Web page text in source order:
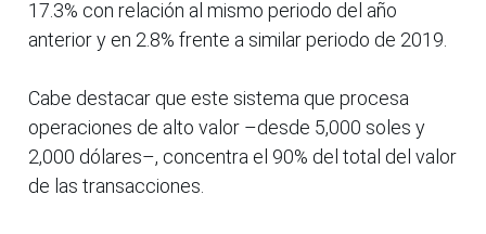
17.3% con relación al mismo periodo del año
anterior y en 2.8% frente a similar periodo de 2019.
Cabe destacar que este sistema que procesa
operaciones de alto valor –desde 5,000 soles y
2,000 dólares–, concentra el 90% del total del valor
de las transacciones.